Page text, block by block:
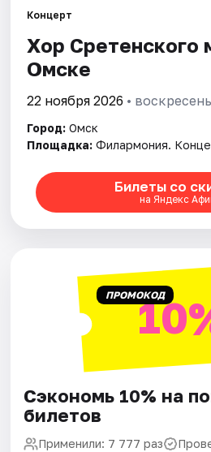
Города
Площадки
Рейтинги
Концерт
Хор Сретенского
Омске
22 ноября 2026 •
Город: Омск
Площадка: Филармония.
Билеты со
на Яндекс
ПРОМОКОД
Сэкономь 10% на
билетов
Применили: 7 777 раз